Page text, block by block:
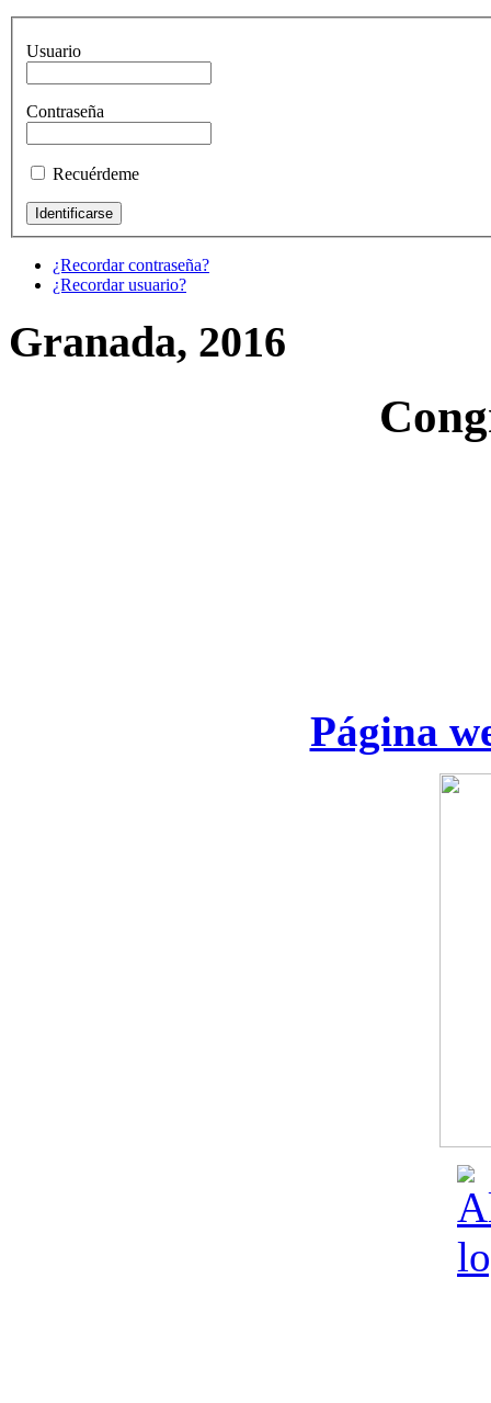
Usuario
Contraseña
Recuérdeme
¿Recordar contraseña?
¿Recordar usuario?
Granada, 2016
Página